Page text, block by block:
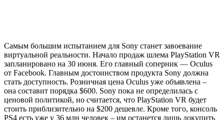
Самым большим испытанием для Sony станет завоевание
виртуальной реальности. Начало продаж шлема PlayStation VR
запланировано на 30 июня. Его главный соперник — Oculus
от Facebook. Главным достоинством продукта Sony должна
стать доступность. Розничная цена Oculus уже объявлена –
она составит порядка $600. Sony пока не определилась с
ценовой политикой, но считается, что PlayStation VR будет
стоить приблизительно на $200 дешевле. Кроме того, консоль
PS4 есть уже у 36 млн человек – им останется лишь докупить